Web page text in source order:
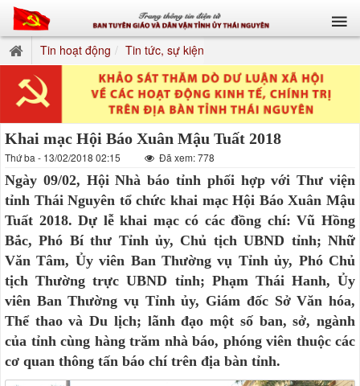
Tin hoạt động Tin tức, sự kiện
Khai mạc Hội Báo Xuân Mậu Tuất 2018
Thứ ba - 13/02/2018 02:15 Đã xem: 778
Ngày 09/02, Hội Nhà báo tỉnh phối hợp với Thư viện
tỉnh Thái Nguyên tổ chức khai mạc Hội Báo Xuân Mậu
Tuất 2018. Dự lễ khai mạc có các đồng chí: Vũ Hồng
Bắc, Phó Bí thư Tỉnh ủy, Chủ tịch UBND tỉnh; Nhữ
Văn Tâm, Ủy viên Ban Thường vụ Tỉnh ủy, Phó Chủ
tịch Thường trực UBND tỉnh; Phạm Thái Hanh, Ủy
viên Ban Thường vụ Tỉnh ủy, Giám đốc Sở Văn hóa,
Thể thao và Du lịch; lãnh đạo một số ban, sở, ngành
của tỉnh cùng hàng trăm nhà báo, phóng viên thuộc các
cơ quan thông tấn báo chí trên địa bàn tỉnh.